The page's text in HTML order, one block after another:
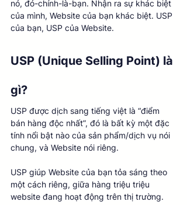
nó, đó-chính-là-bạn. Nhận ra sự khác biệt
của mình, Website của bạn khác biệt. USP
của bạn, USP của Website.
USP (Unique Selling Point) là
gì?
USP được dịch sang tiếng việt là “điểm
bán hàng độc nhất”, đó là bất kỳ một đặc
tính nổi bật nào của sản phẩm/dịch vụ nói
chung, và Website nói riêng.
USP giúp Website của bạn tỏa sáng theo
một cách riêng, giữa hàng triệu triệu
website đang hoạt động trên thị trường.